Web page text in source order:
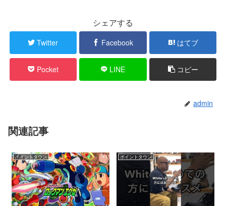
シェアする
Twitter Facebook はてブ
Pocket LINE コピー
admin
関連記事
ポイントタウン ポイントタウン